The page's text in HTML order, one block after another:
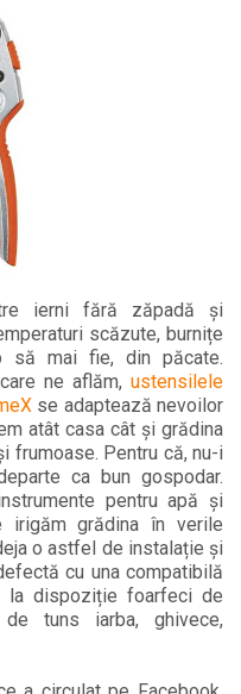
ierni fără zăpadă și
scăzute, burnițe
mai fie, din păcate.
ne aflăm, ustensilele
se adaptează nevoilor
atât casa cât și grădina
frumoase. Pentru că, nu-i
ca bun gospodar.
pentru apă și
irigăm grădina în verile
o astfel de instalație și
cu una compatibilă
la dispoziție foarfeci de
tuns iarba, ghivece,